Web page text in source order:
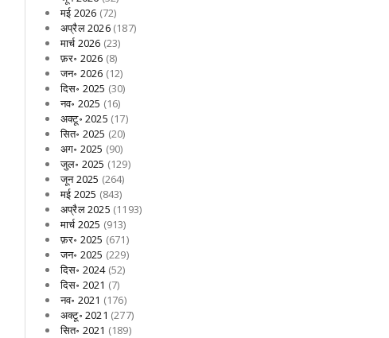
मई 2026 (72)
अप्रैल 2026(187)
मार्च 2026 (23)
फ़र॰ 2026 (8)
जन॰ 2026 (12)
दिस॰ 2025 (30)
नव॰ 2025 (16)
अक्टू॰ 2025 (17)
सित॰ 2025 (20)
अग॰ 2025 (90)
जुल॰ 2025 (129)
जून 2025 (264)
मई 2025 (843)
अप्रैल 2025 (1193)
मार्च 2025 (913)
फ़र॰ 2025 (671)
जन॰ 2025 (229)
दिस॰ 2024(52)
दिस॰ 2021 (7)
नव॰ 2021 (176)
अक्टू॰ 2021 (277)
सित॰ 2021 (189)